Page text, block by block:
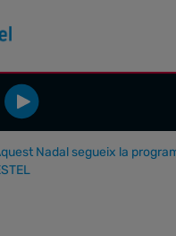
Nadal segueix la